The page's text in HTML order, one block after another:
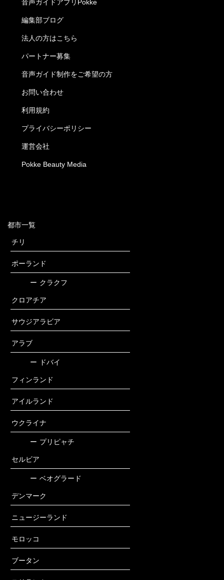
音声ガイドアプリPokke
編集部ブログ
法人の方はこちら
パートナー募集
音声ガイド制作をご希望の方
お問い合わせ
利用規約
プライバシーポリシー
運営会社
Pokke Beauty Media
都市一覧
チリ
ポーランド
ー クラクフ
クロアチア
サウジアラビア
アラブ
ー ドバイ
フィンランド
アイルランド
ウクライナ
ー プリピャチ
セルビア
ー ベオグラード
デンマーク
ニュージーランド
モロッコ
ブータン